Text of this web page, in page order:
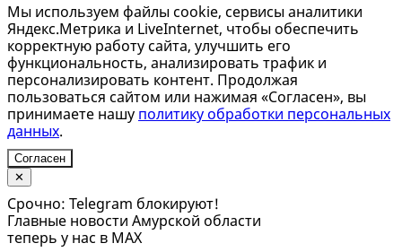
Мы используем файлы cookie, сервисы аналитики
Яндекс.Метрика и LiveInternet, чтобы обеспечить
корректную работу сайта, улучшить его
функциональность, анализировать трафик и
персонализировать контент. Продолжая
пользоваться сайтом или нажимая «Согласен», вы
принимаете нашу политику обработки персональных
данных.
Согласен
✕
Срочно: Telegram блокируют!
Главные новости Амурской области
теперь у нас в MAX